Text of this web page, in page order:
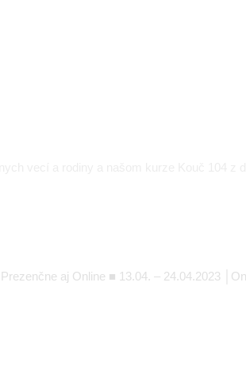
aj Online ■ 13.04. – 24.04.2023